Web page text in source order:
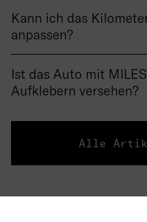
Kann ich das
anpassen?
Ist das Auto mit
Aufklebern versehen?
Alle